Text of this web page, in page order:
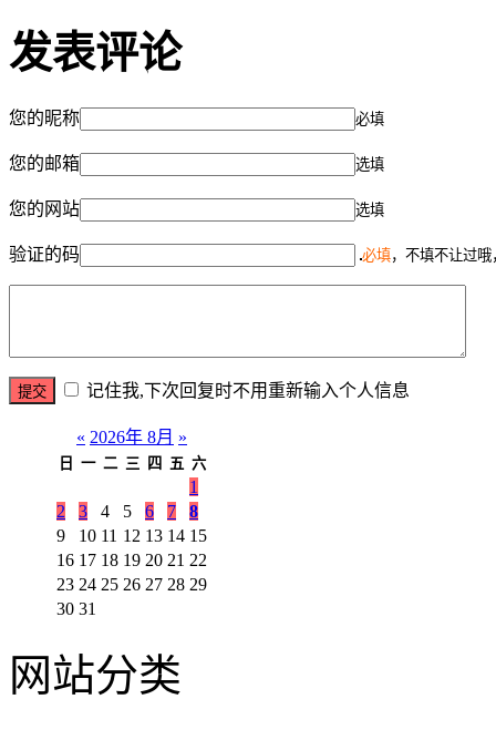
发表评论
您的昵称 必填
您的邮箱 选填
您的网站 选填
验证的码 必填，不填不让过
记住我,下次回复时不用重新输入个人信息
« 2026年 8月 »
日 一 二 三 四 五 六
1
2
3 4 5 6 7
8
9
10 11 12 13 14 15
16 17 18 19 20 21 22
23 24 25 26 27 28 29
30 31
网站分类